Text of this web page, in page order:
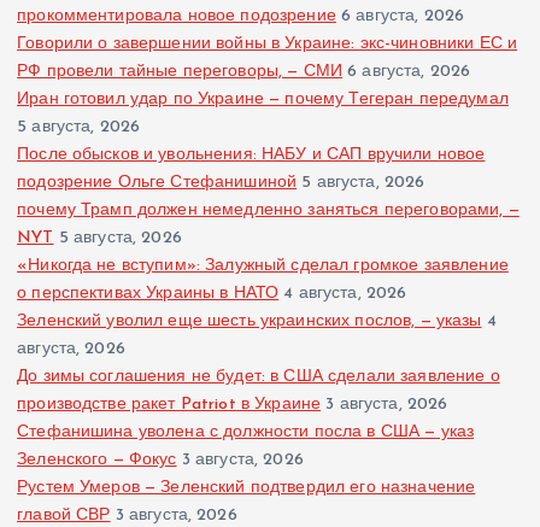
прокомментировала новое подозрение 6 августа, 2026
Говорили о завершении войны в Украине: экс-чиновники ЕС и
РФ провели тайные переговоры, — СМИ 6 августа, 2026
Иран готовил удар по Украине — почему Тегеран передумал
5 августа, 2026
После обысков и увольнения: НАБУ и САП вручили новое
подозрение Ольге Стефанишиной 5 августа, 2026
почему Трамп должен немедленно заняться переговорами, —
NYT 5 августа, 2026
«Никогда не вступим»: Залужный сделал громкое заявление
о перспективах Украины в НАТО 4 августа, 2026
Зеленский уволил еще шесть украинских послов, — указы 4
августа, 2026
До зимы соглашения не будет: в США сделали заявление о
производстве ракет Patriot в Украине 3 августа, 2026
Стефанишина уволена с должности посла в США — указ
Зеленского — Фокус 3 августа, 2026
Рустем Умеров — Зеленский подтвердил его назначение
главой СВР 3 августа, 2026